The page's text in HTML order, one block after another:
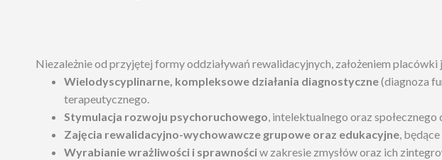
Niezależnie od przyjętej formy oddziaływań rewalidacyjnych, założeniem
Wielodyscyplinarne, kompleksowe działania diagnostyczne(diagnoza
terapeutycznego.
Stymulacja rozwoju psychoruchowego, intelektualnego oraz społecznego
Zajęcia rewalidacyjno-wychowawcze grupowe oraz edukacyjne,
Wyrabianie wrażliwości i sprawnościw zakresie zmysłów oraz ich